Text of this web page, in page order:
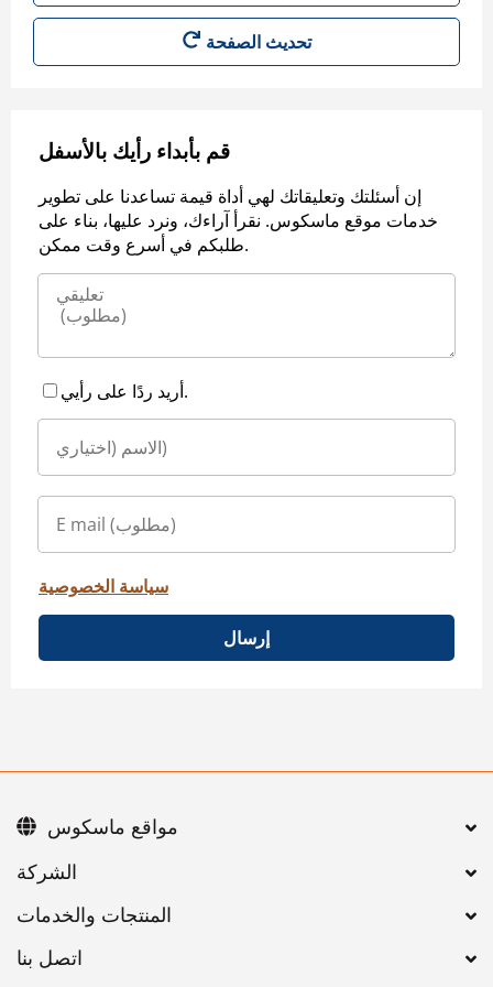
تحديث الصفحة
قم بأبداء رأيك بالأسفل
إن أسئلتك وتعليقاتك لهي أداة قيمة تساعدنا على تطوير
خدمات موقع ماسكوس. نقرأ آراءك، ونرد عليها، بناء على
طلبكم في أسرع وقت ممكن.
أريد ردًا على رأيي.
سياسة الخصوصية
إرسال
اتصل بنا
مواقع ماسكوس